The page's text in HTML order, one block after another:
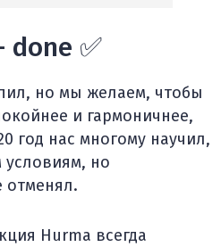
done ✅
но мы желаем, чтобы
и гармоничнее,
год нас многому научил,
но
отменял.
Hurma всегда